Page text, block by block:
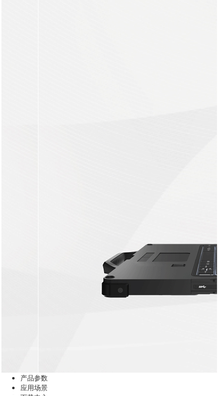
产品参数
应用场景